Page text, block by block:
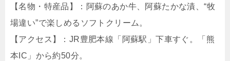
【名物・特産品】：阿蘇のあか牛、阿蘇たかな漬、“牧
場違い”で楽しめるソフトクリーム。
【アクセス】：JR豊肥本線「阿蘇駅」下車すぐ。「熊
本IC」から約50分。